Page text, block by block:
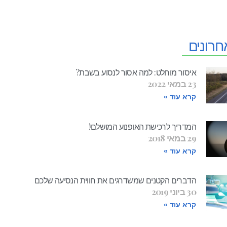
איסור מוחלט: למה אסור לנסוע בשבת?
23 במאי 2022
קרא עוד »
המדריך לרכישת האופנוע המושלם!
29 במאי 2018
קרא עוד »
הדברים הקטנים שמשדרגים את חווית הנסיעה שלכם
30 ביוני 2019
קרא עוד »